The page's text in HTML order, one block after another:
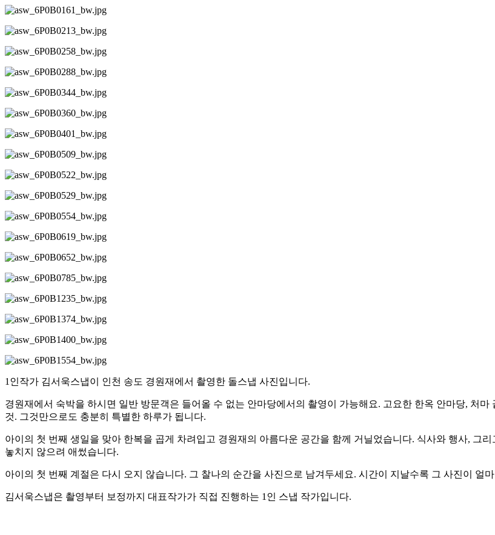
1인작가 김서욱스냅이 인천 송도 경원재에서 촬영한 돌스냅 사진입니다.
경원재에서 숙박을 하시면 일반 방문객은 들어올 수 없는 안마당에서의 촬영이 가능해요. 고요한 한옥 안마당, 처
것. 그것만으로도 충분히 특별한 하루가 됩니다.
아이의 첫 번째 생일을 맞아 한복을 곱게 차려입고 경원재의 아름다운 공간을 함께 거닐었습니다. 식사와 행사, 그
놓치지 않으려 애썼습니다.
아이의 첫 번째 계절은 다시 오지 않습니다. 그 찰나의 순간을 사진으로 남겨두세요. 시간이 지날수록 그 사진이 얼
김서욱스냅은 촬영부터 보정까지 대표작가가 직접 진행하는 1인 스냅 작가입니다.